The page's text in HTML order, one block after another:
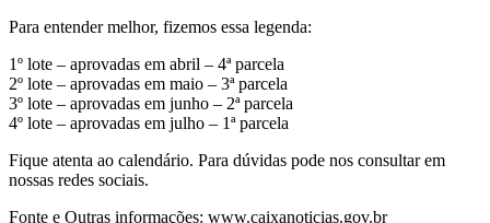
Para entender melhor, fizemos essa legenda:
1º lote – aprovadas em abril – 4ª parcela
2º lote – aprovadas em maio – 3ª parcela
3º lote – aprovadas em junho – 2ª parcela
4º lote – aprovadas em julho – 1ª parcela
Fique atenta ao calendário. Para dúvidas pode nos consultar em
nossas redes sociais.
Fonte e Outras informações: www.caixanoticias.gov.br